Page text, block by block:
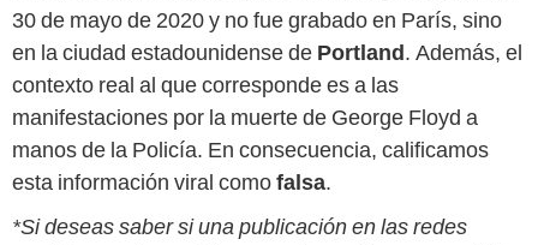
30 de mayo de 2020 y no fue grabado en París, sino
en la ciudad estadounidense de Portland. Además, el
contexto real al que corresponde es a las
manifestaciones por la muerte de George Floyd a
manos de la Policía. En consecuencia, calificamos
esta información viral comofalsa.
*Si deseas saber si una publicación en las redes